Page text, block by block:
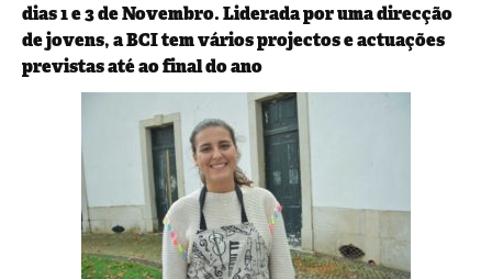
dias 1 e 3 de Novembro. Liderada por uma direcção
de jovens, a BCI tem vários projectos e actuações
previstas até ao final do ano